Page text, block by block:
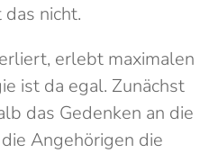
nicht.
erlebt maximalen
ist da egal. Zunächst
das Gedenken an die
Angehörigen die